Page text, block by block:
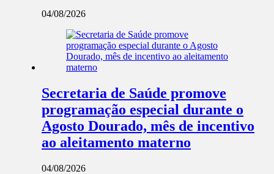
04/08/2026
Secretaria de Saúde promove
programação especial durante o
Agosto Dourado, mês de incentivo
ao aleitamento materno
04/08/2026